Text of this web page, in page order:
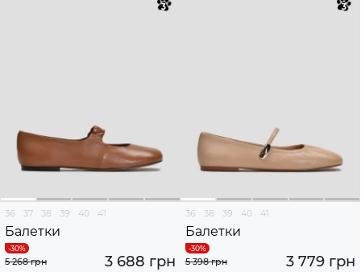
36 37 38 39 40 41
Балетки
3 688 грн
5 268 грн
36 38 39 40 41
Балетки
3 779 грн
5 398 грн